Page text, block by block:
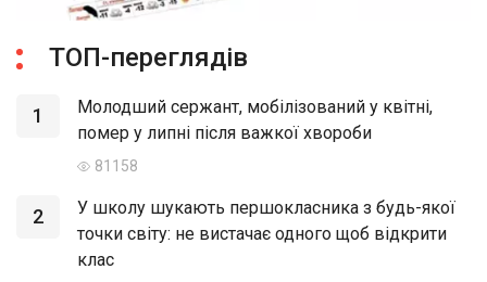
ТОП-переглядів
1
Молодший сержант, мобілізований у квітні,
помер у липні після важкої хвороби
81158
2
У школу шукають першокласника з будь-якої
точки світу: не вистачає одного щоб відкрити
клас